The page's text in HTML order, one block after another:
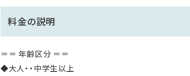
料金の説明
＝＝ 年齢区分 ＝＝
◆大人・・中学生以上